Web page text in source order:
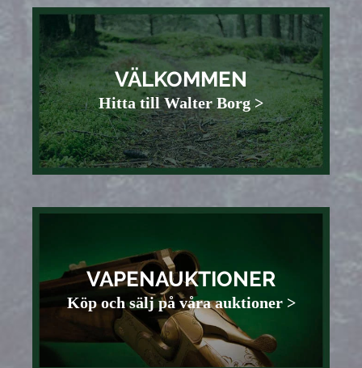
VÄLKOMMEN
Hitta till Walter Borg >
VAPENAUKTIONER
Köp och sälj på våra auktioner >